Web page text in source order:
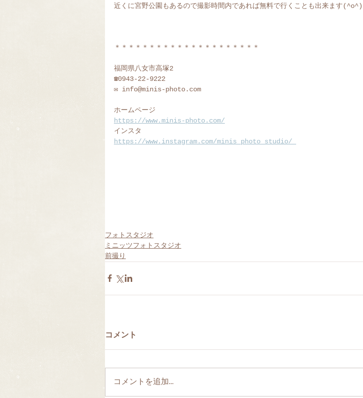
近くに宮野公園もあるので撮影時間内であれば無料で行くことも出来ます(^o^)
＊＊＊＊＊＊＊＊＊＊＊＊＊＊＊＊＊＊＊＊＊
福岡県八女市高塚2
☎︎0943-22-9222
✉️ info@minis-photo.com
ホームページ
https://www.minis-photo.com/
インスタ
https://www.instagram.com/minis_photo_studio/
フォトスタジオ
ミニッツフォトスタジオ
前撮り
コメント
コメントを追加…